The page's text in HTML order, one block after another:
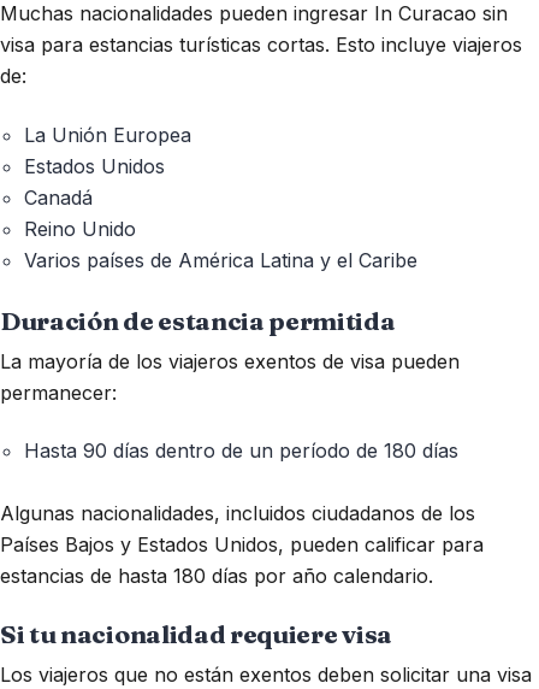
Muchas nacionalidades pueden ingresar In Curacao sin
visa para estancias turísticas cortas. Esto incluye viajeros
de:
La Unión Europea
Estados Unidos
Canadá
Reino Unido
Varios países de América Latina y el Caribe
Duración de estancia permitida
La mayoría de los viajeros exentos de visa pueden
permanecer:
Hasta 90 días dentro de un período de 180 días
Algunas nacionalidades, incluidos ciudadanos de los
Países Bajos y Estados Unidos, pueden calificar para
estancias de hasta 180 días por año calendario.
Si tu nacionalidad requiere visa
Los viajeros que no están exentos deben solicitar una visa